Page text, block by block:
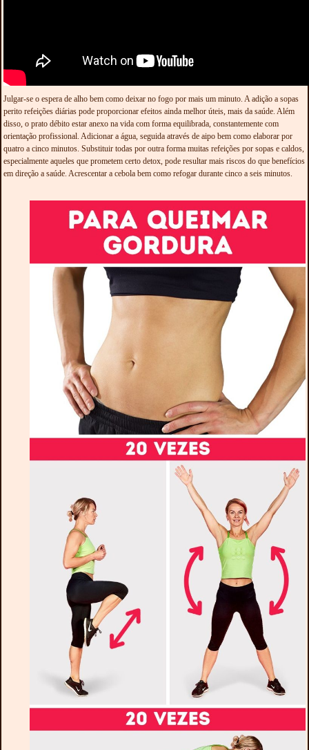
Julgar-se o espera de alho bem como deixar no fogo por mais um minuto. A adição a sopas
perito refeições diárias pode proporcionar efeitos ainda melhor úteis, mais da saúde. Além
disso, o prato débito estar anexo na vida com forma equilibrada, constantemente com
orientação profissional. Adicionar a água, seguida através de aipo bem como elaborar por
quatro a cinco minutos. Substituir todas por outra forma muitas refeições por sopas e caldos,
especialmente aqueles que prometem certo detox, pode resultar mais riscos do que benefícios
em direção a saúde. Acrescentar a cebola bem como refogar durante cinco a seis minutos.